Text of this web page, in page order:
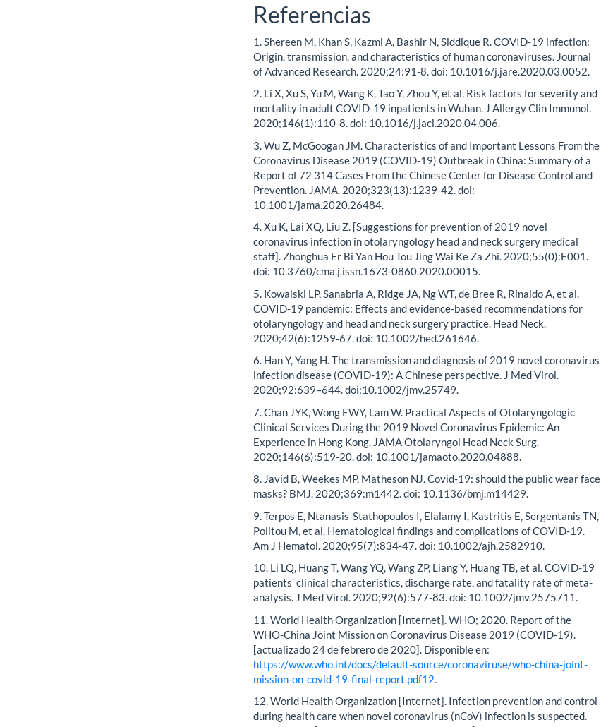
Referencias
1. Shereen M, Khan S, Kazmi A, Bashir N, Siddique R. COVID-19 infection:
Origin, transmission, and characteristics of human coronaviruses. Journal
of Advanced Research. 2020;24:91-8. doi: 10.1016/j.jare.2020.03.0052.
2. Li X, Xu S, Yu M, Wang K, Tao Y, Zhou Y, et al. Risk factors for severity and
mortality in adult COVID-19 inpatients in Wuhan. J Allergy Clin Immunol.
2020;146(1):110-8. doi: 10.1016/j.jaci.2020.04.006.
3. Wu Z, McGoogan JM. Characteristics of and Important Lessons From the
Coronavirus Disease 2019 (COVID-19) Outbreak in China: Summary of a
Report of 72 314 Cases From the Chinese Center for Disease Control and
Prevention. JAMA. 2020;323(13):1239-42. doi:
10.1001/jama.2020.26484.
4. Xu K, Lai XQ, Liu Z. [Suggestions for prevention of 2019 novel
coronavirus infection in otolaryngology head and neck surgery medical
staff]. Zhonghua Er Bi Yan Hou Tou Jing Wai Ke Za Zhi. 2020;55(0):E001.
doi: 10.3760/cma.j.issn.1673-0860.2020.00015.
5. Kowalski LP, Sanabria A, Ridge JA, Ng WT, de Bree R, Rinaldo A, et al.
COVID-19 pandemic: Effects and evidence-based recommendations for
otolaryngology and head and neck surgery practice. Head Neck.
2020;42(6):1259-67. doi: 10.1002/hed.261646.
6. Han Y, Yang H. The transmission and diagnosis of 2019 novel coronavirus
infection disease (COVID-19): A Chinese perspective. J Med Virol.
2020;92:639–644. doi:10.1002/jmv.25749.
7. Chan JYK, Wong EWY, Lam W. Practical Aspects of Otolaryngologic
Clinical Services During the 2019 Novel Coronavirus Epidemic: An
Experience in Hong Kong. JAMA Otolaryngol Head Neck Surg.
2020;146(6):519-20. doi: 10.1001/jamaoto.2020.04888.
8. Javid B, Weekes MP, Matheson NJ. Covid-19: should the public wear face
masks? BMJ. 2020;369:m1442. doi: 10.1136/bmj.m14429.
9. Terpos E, Ntanasis-Stathopoulos I, Elalamy I, Kastritis E, Sergentanis TN,
Politou M, et al. Hematological findings and complications of COVID-19.
Am J Hematol. 2020;95(7):834-47. doi: 10.1002/ajh.2582910.
10. Li LQ, Huang T, Wang YQ, Wang ZP, Liang Y, Huang TB, et al. COVID-19
patients’ clinical characteristics, discharge rate, and fatality rate of meta-
analysis. J Med Virol. 2020;92(6):577-83. doi: 10.1002/jmv.2575711.
11. World Health Organization [Internet]. WHO; 2020. Report of the
WHO-China Joint Mission on Coronavirus Disease 2019 (COVID-19).
[actualizado 24 de febrero de 2020]. Disponible en:
https://www.who.int/docs/default-source/coronaviruse/who-china-joint-
mission-on-covid-19-final-report.pdf12.
12. World Health Organization [Internet]. Infection prevention and control
during health care when novel coronavirus (nCoV) infection is suspected.